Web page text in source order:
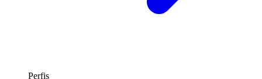
Perfis